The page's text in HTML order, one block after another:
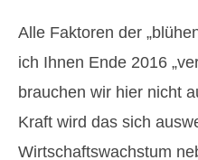
Alle Faktoren der
ich Ihnen Ende 2016
brauchen wir hier nicht
Kraft wird das sich
Wirtschaftswachstum